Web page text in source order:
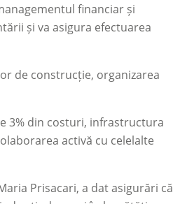
financiar și
și va asigura efectuarea
de construcție, organizarea
3% din costuri, infrastructura
activă cu celelalte
Prisacari, a dat asigurări că